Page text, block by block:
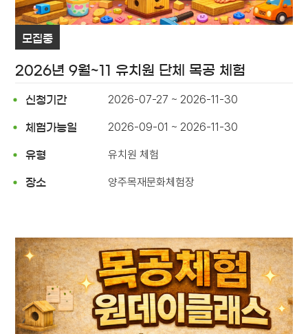
모집중
2026년 9월~11 유치원 단체 목공 체험
신청기간 2026-07-27 ~ 2026-11-30
체험가능일 2026-09-01 ~ 2026-11-30
유형 유치원 체험
장소 양주목재문화체험장